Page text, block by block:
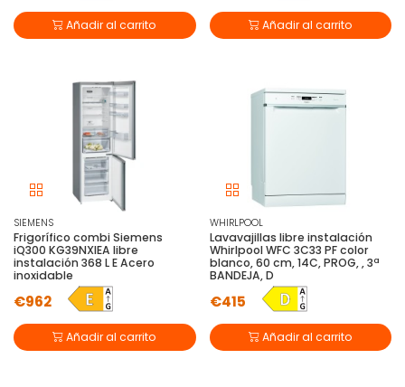
Añadir al carrito Añadir al carrito
SIEMENS
Frigorífico combi Siemens
iQ300 KG39NXIEA libre
instalación 368 L E Acero
inoxidable
€962
Añadir al carrito
WHIRLPOOL
Lavavajillas libre instalación
Whirlpool WFC 3C33 PF color
blanco, 60 cm, 14C, PROG, , 3ª
BANDEJA, D
€415
Añadir al carrito